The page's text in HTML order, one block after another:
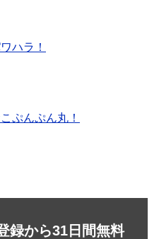
ハラ！
ぷんぷん丸！
録から31日間無料